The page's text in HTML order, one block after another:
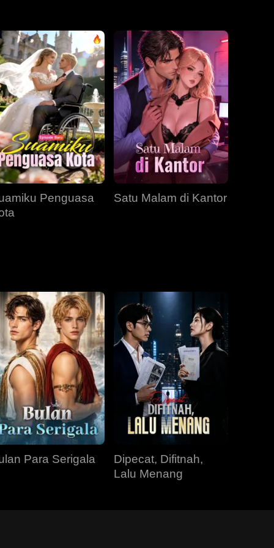
EP 34 EP 35 EP 36
EP 37 EP 38 EP 39
EP 40
Penguasa
Satu Malam di Kantor
Para Serigala
Dipecat, Difitnah,
Lalu Menang